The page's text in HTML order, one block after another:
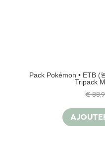
Pack Pokémon • ETB
Tripack
€